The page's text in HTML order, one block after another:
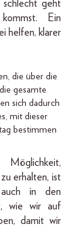
geht
Ein
helfen, klarer
die über die
gesamte
sich dadurch
mit dieser
bestimmen
erhalten, ist
in den
wie wir auf
damit wir